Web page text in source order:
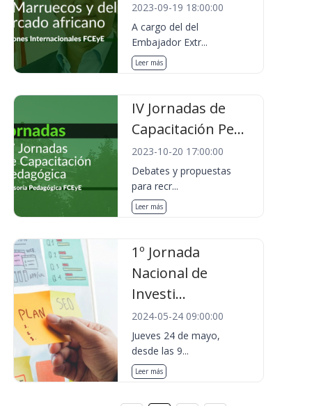
2023-09-19 18:00:00
A cargo del del
Embajador Extr...
Leer más
IV Jornadas de
Capacitación Pe...
2023-10-20 17:00:00
Debates y propuestas
para recr...
Leer más
1º Jornada
Nacional de
Investi...
2024-05-24 09:00:00
Jueves 24 de mayo,
desde las 9...
Leer más